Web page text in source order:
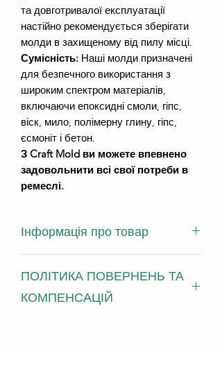
та довготривалої експлуатації
настійно рекомендується зберігати
молди в захищеному від пилу місці.
Сумісність: Наші молди призначені
для безпечного використання з
широким спектром матеріалів,
включаючи епоксидні смоли, гіпс,
віск, мило, полімерну глину, гіпс,
єсмоніт і бетон.
З Craft Mold ви можете впевнено
задовольнити всі свої потреби в
ремеслі.
Інформація про товар
розміри виливки - 49мм на 56мм
висота виливки - не менше 5 мм
витрата смоли - від 40 г
ПОЛІТИКА ПОВЕРНЕНЬ ТА
КОМПЕНСАЦІЙ